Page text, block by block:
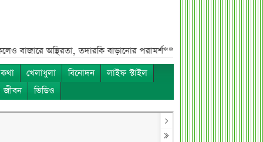
তদারকি বাড়ানোর পরামর্শ*** ০৬ আগস্ট লেনদেনের শীর্ষ ১০
খেলাধুলা বিনোদন
লাইফ স্টাইল
জীবন ভিডিও